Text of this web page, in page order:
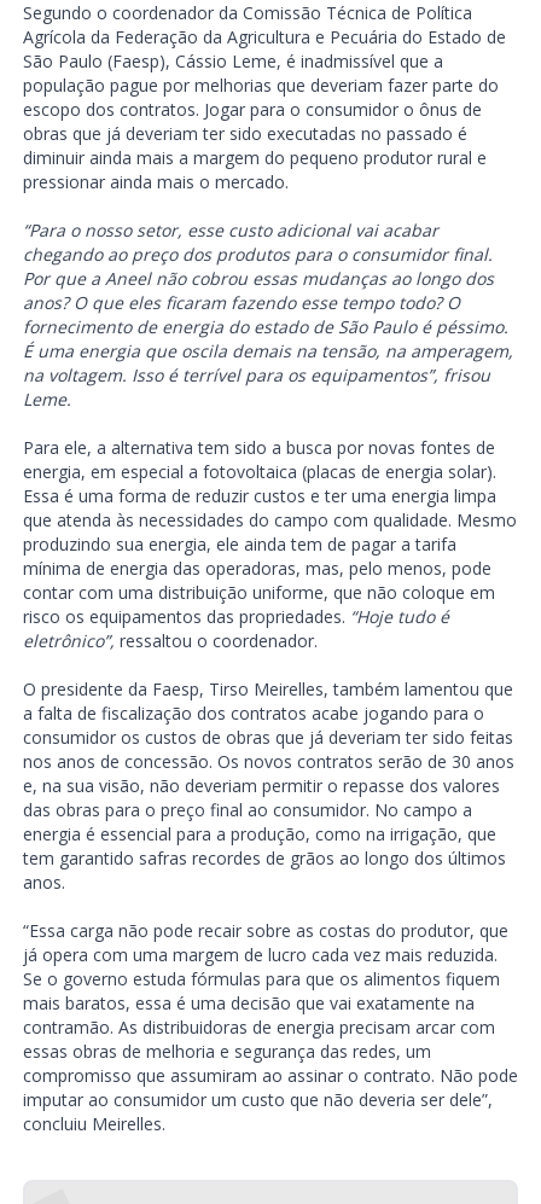
Segundo o coordenador da Comissão Técnica de Política
Agrícola da Federação da Agricultura e Pecuária do Estado de
São Paulo (Faesp), Cássio Leme, é inadmissível que a
população pague por melhorias que deveriam fazer parte do
escopo dos contratos. Jogar para o consumidor o ônus de
obras que já deveriam ter sido executadas no passado é
diminuir ainda mais a margem do pequeno produtor rural e
pressionar ainda mais o mercado.
“Para o nosso setor, esse custo adicional vai acabar
chegando ao preço dos produtos para o consumidor final.
Por que a Aneel não cobrou essas mudanças ao longo dos
anos? O que eles ficaram fazendo esse tempo todo? O
fornecimento de energia do estado de São Paulo é péssimo.
É uma energia que oscila demais na tensão, na amperagem,
na voltagem. Isso é terrível para os equipamentos”, frisou
Leme.
Para ele, a alternativa tem sido a busca por novas fontes de
energia, em especial a fotovoltaica (placas de energia solar).
Essa é uma forma de reduzir custos e ter uma energia limpa
que atenda às necessidades do campo com qualidade. Mesmo
produzindo sua energia, ele ainda tem de pagar a tarifa
mínima de energia das operadoras, mas, pelo menos, pode
contar com uma distribuição uniforme, que não coloque em
risco os equipamentos das propriedades. “Hoje tudo é
eletrônico”, ressaltou o coordenador.
O presidente da Faesp, Tirso Meirelles, também lamentou que
a falta de fiscalização dos contratos acabe jogando para o
consumidor os custos de obras que já deveriam ter sido feitas
nos anos de concessão. Os novos contratos serão de 30 anos
e, na sua visão, não deveriam permitir o repasse dos valores
das obras para o preço final ao consumidor. No campo a
energia é essencial para a produção, como na irrigação, que
tem garantido safras recordes de grãos ao longo dos últimos
anos.
“Essa carga não pode recair sobre as costas do produtor, que
já opera com uma margem de lucro cada vez mais reduzida.
Se o governo estuda fórmulas para que os alimentos fiquem
mais baratos, essa é uma decisão que vai exatamente na
contramão. As distribuidoras de energia precisam arcar com
essas obras de melhoria e segurança das redes, um
compromisso que assumiram ao assinar o contrato. Não pode
imputar ao consumidor um custo que não deveria ser dele”,
concluiu Meirelles.